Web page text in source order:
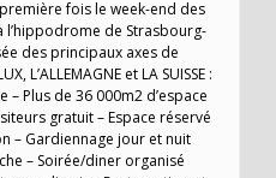
fois le week-end des
l’hippodrome de Strasbourg-
des principaux axes de
L’ALLEMAGNE et LA SUISSE :
Plus de 36 000m2 d’espace
gratuit – Espace réservé
– Gardiennage jour et nuit
– Soirée/diner organisé